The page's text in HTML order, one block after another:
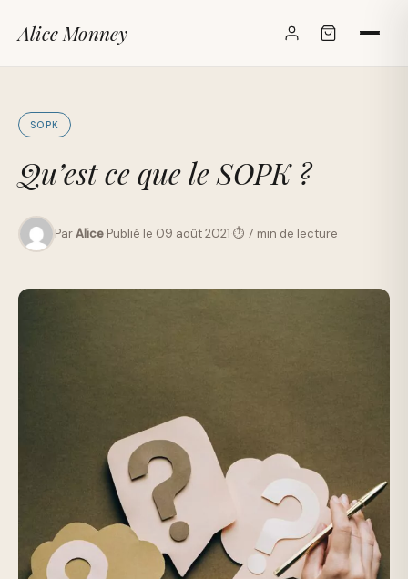
Alice Monney
SOPK
Qu’est ce que le SOPK ?
ParAlice Publié le 09 août 2021 ⏱ 7 min de lecture